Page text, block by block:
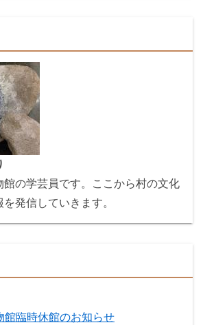
館の学芸員です。ここから村の文化
発信していきます。
臨時休館のお知らせ